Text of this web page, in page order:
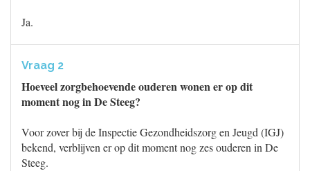
Ja.
Vraag 2
Hoeveel zorgbehoevende ouderen wonen er op dit
moment nog in De Steeg?
Voor zover bij de Inspectie Gezondheidszorg en Jeugd (IGJ)
bekend, verblijven er op dit moment nog zes ouderen in De
Steeg.